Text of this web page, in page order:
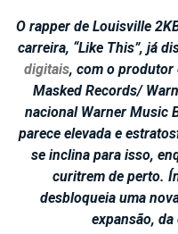
O rapper de Louisville
carreira, “Like This”, já
digitais, com o produtor
Masked Records/
nacional Warner Music
parece elevada e
se inclina para isso,
curitrem de perto.
desbloqueia uma
expansão, da